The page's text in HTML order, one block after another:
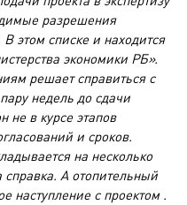
разрешения
этом списке и находится
экономики РБ».
решает справиться с
недель до сдачи
не в курсе этапов
и сроков.
на несколько
справка. А отопительный
наступление с проектом .